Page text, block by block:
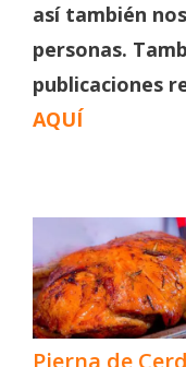
así también
personas.
publicaciones
AQUÍ
Pierna de